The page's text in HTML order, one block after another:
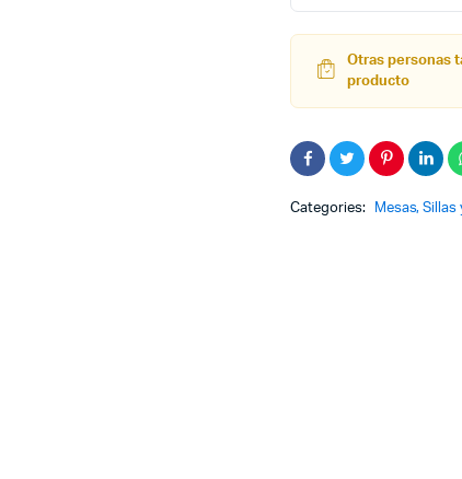
Niveles
Gris
Malla
Otras personas
producto
Categories: Mesas,